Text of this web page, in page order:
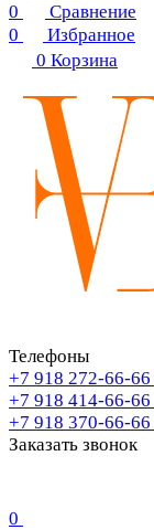
0
Сравнение
0
Избранное
0 Корзина
Телефоны
+7 918 272-66-66
+7 918 414-66-66
+7 918 370-66-66
Заказать звонок
0